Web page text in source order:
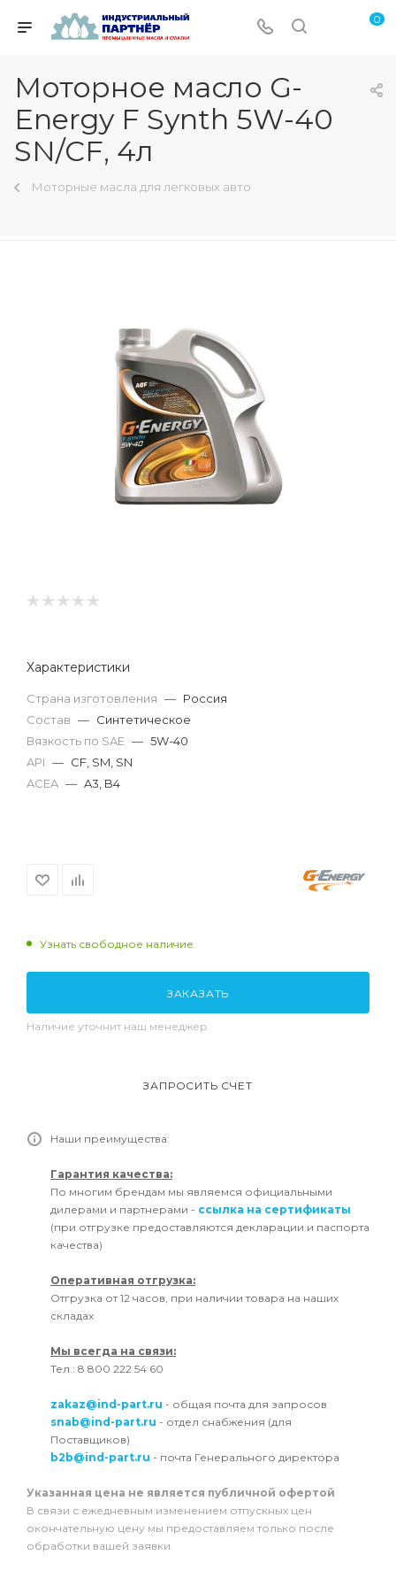
0
Моторное масло G-
Energy F Synth 5W-40
SN/CF, 4л
Моторные масла для легковых авто
Характеристики
Страна изготовления — Россия
Состав — Синтетическое
Вязкость по SAE — 5W-40
API — CF, SM, SN
ACEA — A3, B4
Узнать свободное наличие
ЗАКАЗАТЬ
Наличие уточнит наш менеджер
ЗАПРОСИТЬ СЧЕТ
Наши преимущества:
Гарантия качества:
По многим брендам мы являемся официальными
дилерами и партнерами - ссылка на сертификаты
(при отгрузке предоставляются декларации и паспорта
качества)
Оперативная отгрузка:
Отгрузка от 12 часов, при наличии товара на наших
складах
Мы всегда на связи:
Тел.: 8 800 222 54 60
zakaz@ind-part.ru - общая почта для запросов
snab@ind-part.ru - отдел снабжения (для
Поставщиков)
b2b@ind-part.ru - почта Генерального директора
Указанная цена не является публичной офертой
В связи с ежедневным изменением отпускных цен
окончательную цену мы предоставляем только после
обработки вашей заявки.